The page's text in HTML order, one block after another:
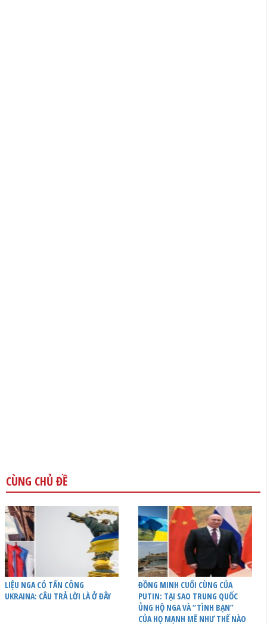
CÙNG CHỦ ĐỀ
LIỆU NGA CÓ TẤN CÔNG
UKRAINA: CÂU TRẢ LỜI LÀ Ở ĐÂY
ĐỒNG MINH CUỐI CÙNG CỦA
PUTIN: TẠI SAO TRUNG QUỐC
ỦNG HỘ NGA VÀ “TÌNH BẠN”
CỦA HỌ MẠNH MẼ NHƯ THẾ NÀO